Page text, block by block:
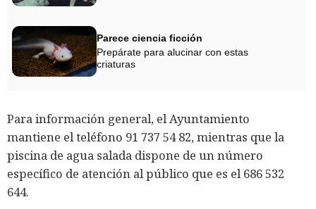
Parece ciencia ficción
Prepárate para alucinar con estas
criaturas
Para información general, el Ayuntamiento
mantiene el teléfono 91 737 54 82, mientras que la
piscina de agua salada dispone de un número
específico de atención al público que es el 686 532
644.